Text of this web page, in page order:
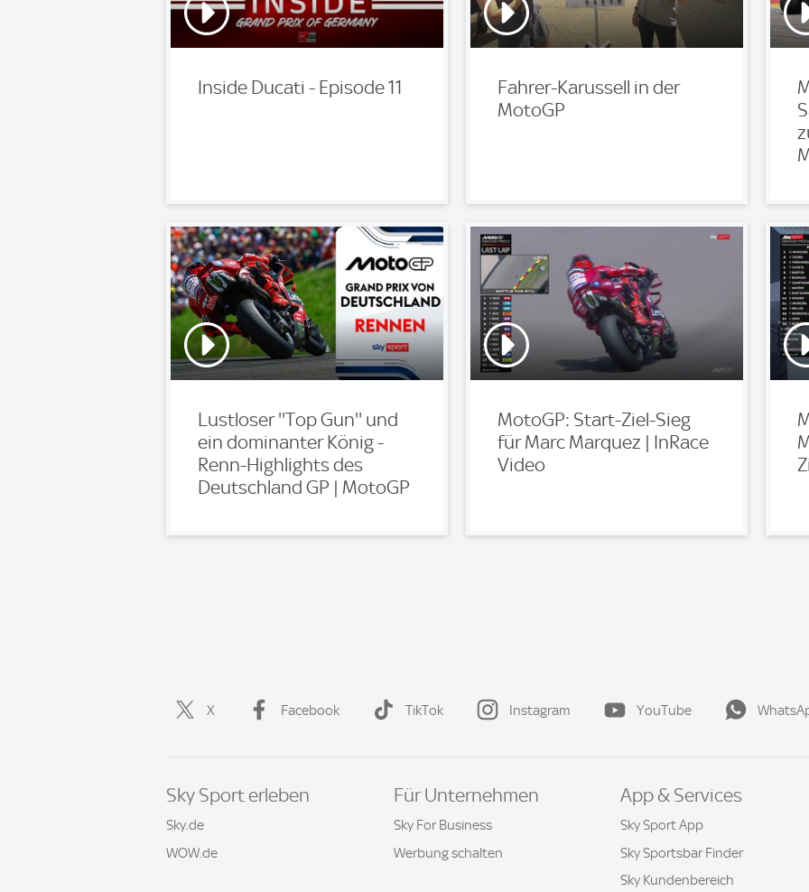
Inside Ducati - Episode 11
Fahrer-Karussell in der
MotoGP
Lustloser ''Top Gun'' und
ein dominanter König -
Renn-Highlights des
Deutschland GP | MotoGP
MotoGP: Start-Ziel-Sieg
für Marc Marquez | InRace
Video
X Facebook TikTok Instagram YouTube
Sky Sport erleben
Sky.de
WOW.de
Für Unternehmen
Sky For Business
Werbung schalten
App & Services
Sky Sport App
Sky Sportsbar Finder
Sky Kundenbereich